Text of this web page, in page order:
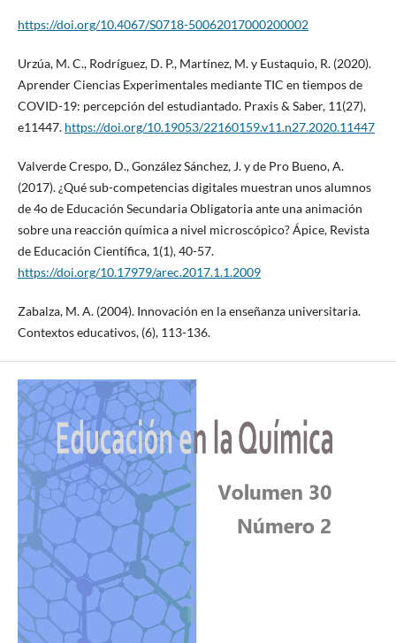
https://doi.org/10.4067/S0718-50062017000200002
Urzúa, M. C., Rodríguez, D. P., Martínez, M. y Eustaquio, R. (2020).
Aprender Ciencias Experimentales mediante TIC en tiempos de
COVID-19: percepción del estudiantado. Praxis & Saber, 11(27),
e11447. https://doi.org/10.19053/22160159.v11.n27.2020.11447
Valverde Crespo, D., González Sánchez, J. y de Pro Bueno, A.
(2017). ¿Qué sub-competencias digitales muestran unos alumnos
de 4o de Educación Secundaria Obligatoria ante una animación
sobre una reacción química a nivel microscópico? Ápice, Revista
de Educación Científica, 1(1), 40-57.
https://doi.org/10.17979/arec.2017.1.1.2009
Zabalza, M. A. (2004). Innovación en la enseñanza universitaria.
Contextos educativos, (6), 113-136.